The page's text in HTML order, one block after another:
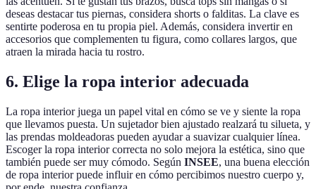
deseas destacar tus piernas, considera shorts o falditas. La clave es
sentirte poderosa en tu propia piel. Además, considera invertir en
accesorios que complementen tu figura, como collares largos, que
atraen la mirada hacia tu rostro.
6. Elige la ropa interior adecuada
La ropa interior juega un papel vital en cómo se ve y siente la ropa
que llevamos puesta. Un sujetador bien ajustado realzará tu silueta, y
las prendas moldeadoras pueden ayudar a suavizar cualquier línea.
Escoger la ropa interior correcta no solo mejora la estética, sino que
también puede ser muy cómodo. Según INSEE, una buena elección
de ropa interior puede influir en cómo percibimos nuestro cuerpo y,